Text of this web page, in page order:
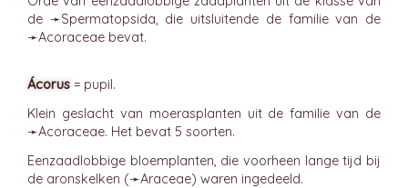
de ➛Spermatopsida, die uitsluitende de familie van de
➛Acoraceae bevat.
Ácorus = pupil.
Klein geslacht van moerasplanten uit de familie van de
➛Acoraceae. Het bevat 5 soorten.
Eenzaadlobbige bloemplanten, die voorheen lange tijd bij
de aronskelken (➛Araceae) waren ingedeeld.